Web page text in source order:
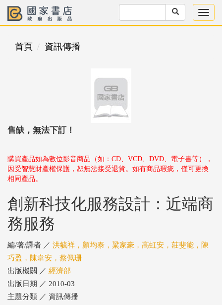
首頁 資訊傳播
售缺，無法下訂！
購買產品如為數位影音商品（如：CD、VCD、DVD、電子書等），
因受智慧財產權保護，恕無法接受退貨。如有商品瑕疵，僅可更換
相同產品。
創新科技化服務設計：近端商
務服務
編/著/譯者 ／ 洪毓祥，顏均泰，粱家豪，高虹安，莊斐能，陳
巧盈，陳韋安，蔡佩珊
出版機關 ／ 經濟部
出版日期 ／ 2010-03
主題分類 ／ 資訊傳播